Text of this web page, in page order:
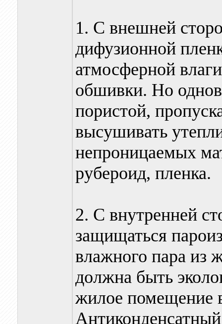
1. С внешней
дифузионной
атмосферной
обшивки. Но
пористой,
высушивать
непроницаемых
рубероид, пленка.
2. С внутренней
защищаться
влажного пара из
должна быть
жилое помещение